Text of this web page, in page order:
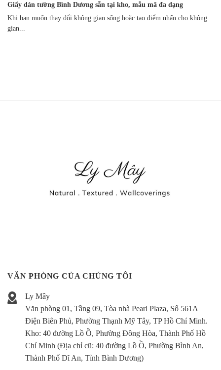
Giấy dán tường Bình Dương sẵn tại kho, mẫu mã đa dạng
Khi bạn muốn thay đổi không gian sống hoặc tạo điểm nhấn cho không
gian...
VĂN PHÒNG CỦA CHÚNG TÔI
Ly Mây
Văn phòng 01, Tầng 09, Tòa nhà Pearl Plaza, Số 561A
Điện Biên Phủ, Phường Thạnh Mỹ Tây, TP Hồ Chí Minh.
Kho: 40 đường Lồ Ồ, Phường Đông Hòa, Thành Phố Hồ
Chí Minh (Địa chỉ cũ: 40 đường Lồ Ồ, Phường Bình An,
Thành Phố Dĩ An, Tỉnh Bình Dương)